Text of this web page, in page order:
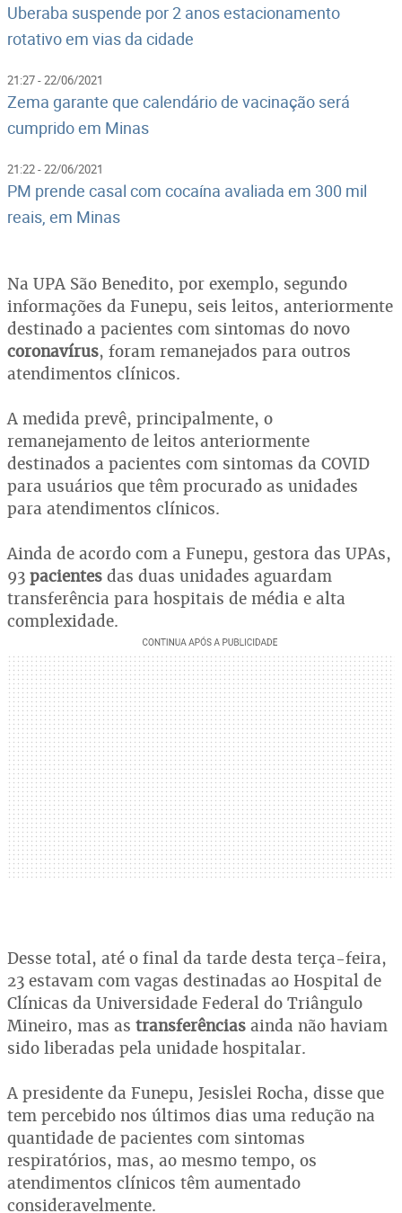
Uberaba suspende por 2 anos estacionamento
rotativo em vias da cidade
21:27 - 22/06/2021
Zema garante que calendário de vacinação será
cumprido em Minas
21:22 - 22/06/2021
PM prende casal com cocaína avaliada em 300 mil
reais, em Minas
Na UPA São Benedito, por exemplo, segundo
informações da Funepu, seis leitos, anteriormente
destinado a pacientes com sintomas do novo
coronavírus, foram remanejados para outros
atendimentos clínicos.
A medida prevê, principalmente, o
remanejamento de leitos anteriormente
destinados a pacientes com sintomas da COVID
para usuários que têm procurado as unidades
para atendimentos clínicos.
Ainda de acordo com a Funepu, gestora das UPAs,
93 pacientes das duas unidades aguardam
transferência para hospitais de média e alta
complexidade.
Desse total, até o final da tarde desta terça-feira,
23 estavam com vagas destinadas ao Hospital de
Clínicas da Universidade Federal do Triângulo
Mineiro, mas as transferências ainda não haviam
sido liberadas pela unidade hospitalar.
A presidente da Funepu, Jesislei Rocha, disse que
tem percebido nos últimos dias uma redução na
quantidade de pacientes com sintomas
respiratórios, mas, ao mesmo tempo, os
atendimentos clínicos têm aumentado
consideravelmente.